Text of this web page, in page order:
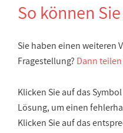
So können
Sie haben einen weiteren
Fragestellung? Dann
Klicken Sie auf das Symbol
Lösung, um einen
Klicken Sie auf das